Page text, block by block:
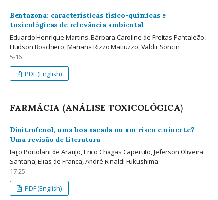
Bentazona: características físico-químicas e
toxicológicas de relevância ambiental
Eduardo Henrique Martins, Bárbara Caroline de Freitas Pantaleão,
Hudson Boschiero, Mariana Rizzo Matiuzzo, Valdir Soncin
5-16
PDF (English)
FARMÁCIA (ANÁLISE TOXICOLÓGICA)
Dinitrofenol, uma boa sacada ou um risco eminente?
Uma revisão de literatura
Iago Portolani de Araujo, Erico Chagas Caperuto, Jeferson Oliveira
Santana, Elias de Franca, André Rinaldi Fukushima
17-25
PDF (English)